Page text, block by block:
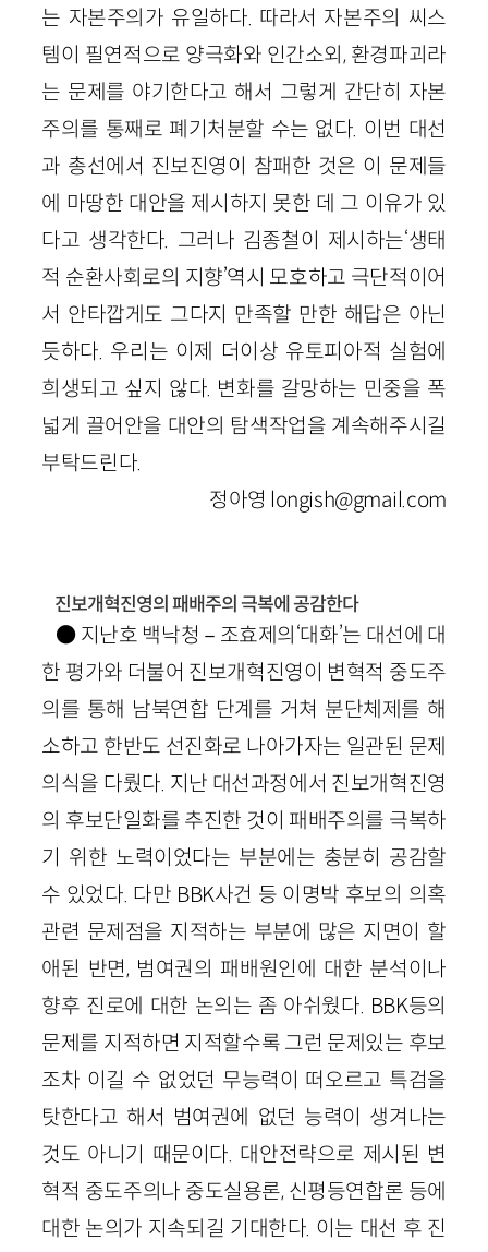
는 자본주의가 유일하다. 따라서 자본주의 씨스
템이 필연적으로 양극화와 인간소외, 환경파괴라
는 문제를 야기한다고 해서 그렇게 간단히 자본
주의를 통째로 폐기처분할 수는 없다. 이번 대선
과 총선에서 진보진영이 참패한 것은 이 문제들
에 마땅한 대안을 제시하지 못한 데 그 이유가 있
다고 생각한다. 그러나 김종철이 제시하는‘생태
적 순환사회로의 지향’역시 모호하고 극단적이어
서 안타깝게도 그다지 만족할 만한 해답은 아닌
듯하다. 우리는 이제 더이상 유토피아적 실험에
희생되고 싶지 않다. 변화를 갈망하는 민중을 폭
넓게 끌어안을 대안의 탐색작업을 계속해주시길
부탁드린다.
정아영 longish@gmail.com
진보개혁진영의 패배주의 극복에 공감한다
● 지난호 백낙청－조효제의‘대화’는 대선에 대
한 평가와 더불어 진보개혁진영이 변혁적 중도주
의를 통해 남북연합 단계를 거쳐 분단체제를 해
소하고 한반도 선진화로 나아가자는 일관된 문제
의식을 다뤘다. 지난 대선과정에서 진보개혁진영
의 후보단일화를 추진한 것이 패배주의를 극복하
기 위한 노력이었다는 부분에는 충분히 공감할
수 있었다. 다만 BBK사건 등 이명박 후보의 의혹
관련 문제점을 지적하는 부분에 많은 지면이 할
애된 반면, 범여권의 패배원인에 대한 분석이나
향후 진로에 대한 논의는 좀 아쉬웠다. BBK등의
문제를 지적하면 지적할수록 그런 문제있는 후보
조차 이길 수 없었던 무능력이 떠오르고 특검을
탓한다고 해서 범여권에 없던 능력이 생겨나는
것도 아니기 때문이다. 대안전략으로 제시된 변
혁적 중도주의나 중도실용론, 신평등연합론 등에
대한 논의가 지속되길 기대한다. 이는 대선 후 진